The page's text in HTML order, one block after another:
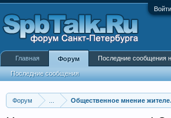
Форум Общественное мнение
Главная Форум
Последние сообщения
Последние сообщения